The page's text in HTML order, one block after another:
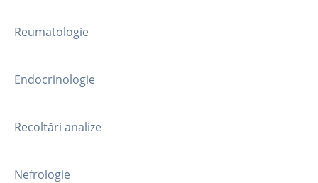
Reumatologie
Endocrinologie
Recoltări analize
Nefrologie